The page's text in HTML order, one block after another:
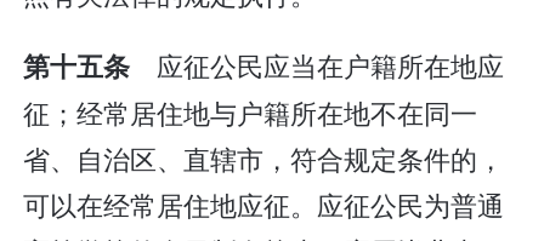
第十五条 应征公民应当在户籍所在地应
征；经常居住地与户籍所在地不在同一
省、自治区、直辖市，符合规定条件的，
可以在经常居住地应征。应征公民为普通